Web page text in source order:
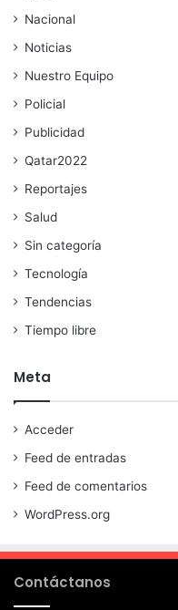
Nacional
Noticias
Nuestro Equipo
Policial
Publicidad
Qatar2022
Reportajes
Salud
Sin categoría
Tecnología
Tendencias
Tiempo libre
Meta
Acceder
Feed de entradas
Feed de comentarios
WordPress.org
Contáctanos